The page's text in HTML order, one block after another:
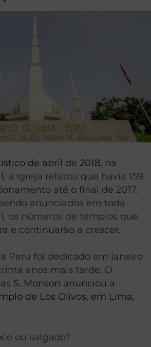
de abril de 2018, na
, a Igreja relatou que havia 159
até o final de 2017.
anunciados em toda
os números de templos que
e continuarão a crescer.
Peru foi dedicado em janeiro
anos mais tarde, O
S. Monson anunciou a
de Los Olivos, em Lima,
ou salgado?